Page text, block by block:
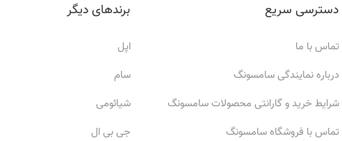
دسترسی سریع
تماس با ما
درباره نمایندگی سامسونگ
شرایط خرید و گارانتی محصولات سامسونگ
تماس با فروشگاه سامسونگ
برندهای دیگر
اپل
سام
شیائومی
جی بی ال